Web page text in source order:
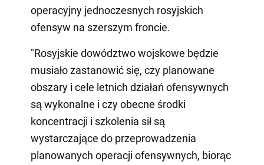
operacyjny jednoczesnych rosyjskich
ofensyw na szerszym froncie.
"Rosyjskie dowództwo wojskowe będzie
musiało zastanowić się, czy planowane
obszary i cele letnich działań ofensywnych
są wykonalne i czy obecne środki
koncentracji i szkolenia sił są
wystarczające do przeprowadzenia
planowanych operacji ofensywnych, biorąc